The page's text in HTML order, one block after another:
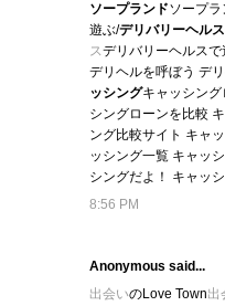
ソープランドソープラ
遊ぶ/デリバリーヘルス
スデリバリーヘルスで
デリヘルを呼ぼう デ
ッシングキャッシング
シングローンを比較
ング比較サイト キャ
ッシング一覧 キャッ
シングだよ！ キャッ
8:56 PM
Anonymous said...
出会いのLove Town出